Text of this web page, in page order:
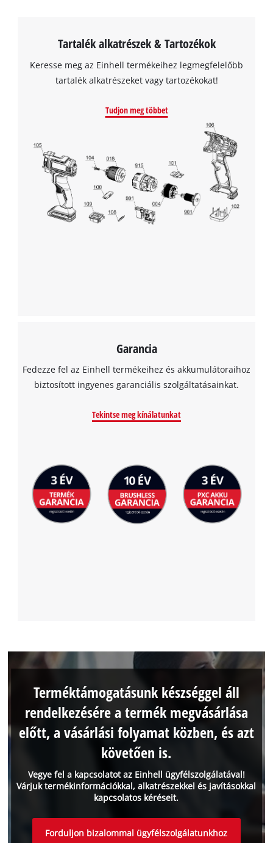
szükségünk van az Ön jóváhagyására!
visitor. The website owner needs to setup
the site with their CMP to add this content
to the list of technologies used.
Powered by
Usercentrics Consent
Management Platform
Tartalék alkatrészek & Tartozékok
Keresse meg az Einhell termékeihez legmegfelelőbb
tartalék alkatrészeket vagy tartozékokat!
Tudjon meg többet
Garancia
Fedezze fel az Einhell termékeihez és akkumulátoraihoz
biztosított ingyenes garanciális szolgáltatásainkat.
Tekintse meg kínálatunkat
Vegye fel a kapcsolatot az Einhell ügyfélszolgálatával!
Várjuk termékinformációkkal, alkatrészekkel és javításokkal
kapcsolatos kéréseit.
Terméktámogatásunk készséggel áll
rendelkezésére a termék megvásárlása
előtt, a vásárlási folyamat közben, és azt
követően is.
Forduljon bizalommal ügyfélszolgálatunkhoz